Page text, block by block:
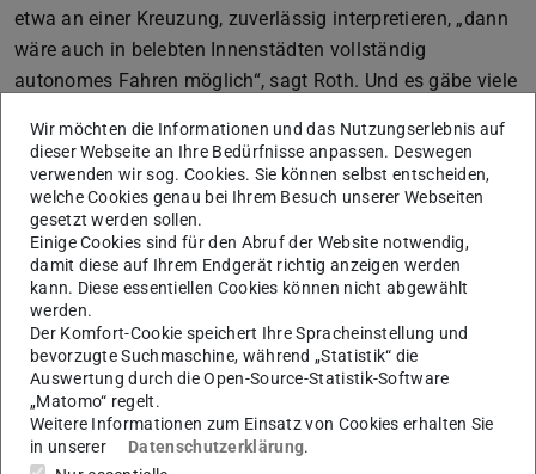
etwa an einer Kreuzung, zuverlässig interpretieren, „dann
wäre auch in belebten Innenstädten vollständig
autonomes Fahren möglich“, sagt Roth. Und es gäbe viele
Bildanalysesysteme könnten Nutzer bei ermüdenden
Tätigkeiten, etwa die Gepäckkontrolle an Flughäfen,
unterstützen. Aus Satellitenbildern kann eine Flächen-
Nutzung automatisch erkannt werden, beispielsweise auf
welchen Feldern Weizen wächst.
Doch Computern das Sehen zu lehren, ist schwer. Vor
Jahrzehnten versuchten Forscher, die menschliche
Wahrnehmung nachzuprogrammieren. Doch sie
scheiterten bislang weitgehend. „heutige Ansätze sind
sehr stark datengetrieben“, sagt Roth. Computer lernen
anhand einer Masse von Beispielen. Grundlage sind oft
Wir möchten die Informationen und das Nutzungserlebnis auf
dieser Webseite an Ihre Bedürfnisse anpassen. Deswegen
verwenden wir sog. Cookies. Sie können selbst entscheiden,
welche Cookies genau bei Ihrem Besuch unserer Webseiten
gesetzt werden sollen.
Einige Cookies sind für den Abruf der Website notwendig,
damit diese auf Ihrem Endgerät richtig anzeigen werden
kann. Diese essentiellen Cookies können nicht abgewählt
werden.
Der Komfort-Cookie speichert Ihre Spracheinstellung und
bevorzugte Suchmaschine, während „Statistik“ die
Auswertung durch die Open-Source-Statistik-Software
„Matomo“ regelt.
Weitere Informationen zum Einsatz von Cookies erhalten Sie
in unserer
Datenschutzerklärung.